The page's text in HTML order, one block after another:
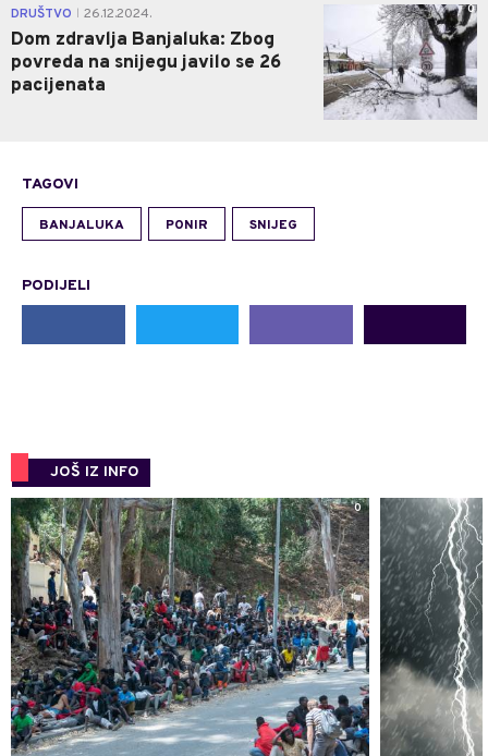
DRUŠTVO 26.12.2024.
Dom zdravlja Banjaluka: Zbog
povreda na snijegu javilo se 26
pacijenata
0
TAGOVI
BANJALUKA PONIR SNIJEG
PODIJELI
JOŠ IZ INFO
0